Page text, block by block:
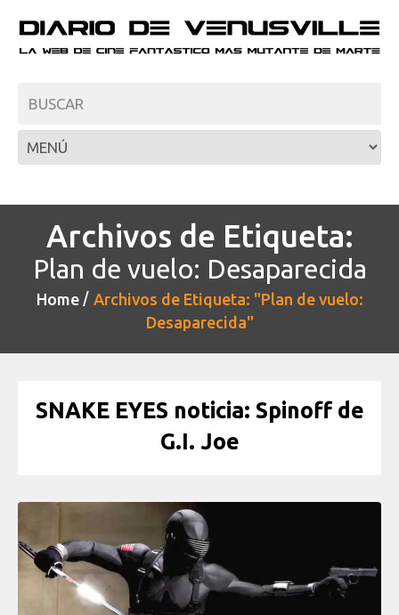
Archivos de Etiqueta:
Plan de vuelo: Desaparecida
Home
Archivos de Etiqueta: "Plan de vuelo:
Desaparecida"
SNAKE EYES noticia: Spinoff de
G.I. Joe